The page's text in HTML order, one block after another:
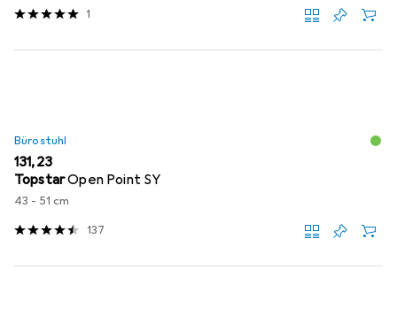
1
Bürostuhl
EUR
131,23
TopstarOpen Point SY
43 - 51 cm
137